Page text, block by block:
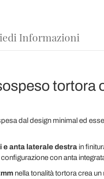
Informazioni
tortora
dal design minimal ed
e anta laterale destrain
con anta
nella tonalità tortora crea